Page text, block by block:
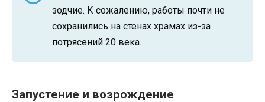
зодчие. К сожалению, работы почти не
сохранились на стенах храмах из-за
потрясений 20 века.
Запустение и возрождение